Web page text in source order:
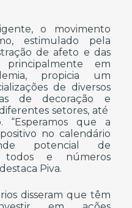
o movimento
estimulado pela
de afeto e das
principalmente em
propicia um
de diversos
de decoração e
setores, até
“Esperamos que a
no calendário
potencial de
todos e números
Piva.
disseram que têm